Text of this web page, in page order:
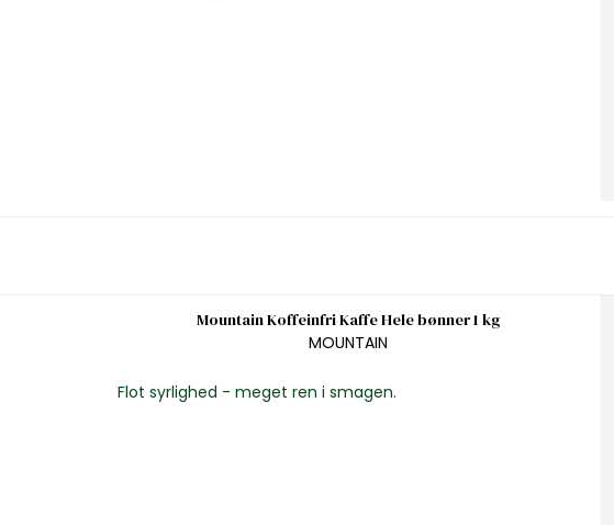
Mountain Koffeinfri Kaffe Hele bønner 1 kg
MOUNTAIN
Flot syrlighed - meget ren i smagen.